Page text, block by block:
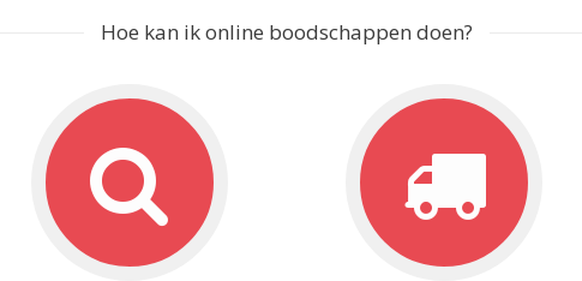
Hoe kan ik online boodschappen doen?